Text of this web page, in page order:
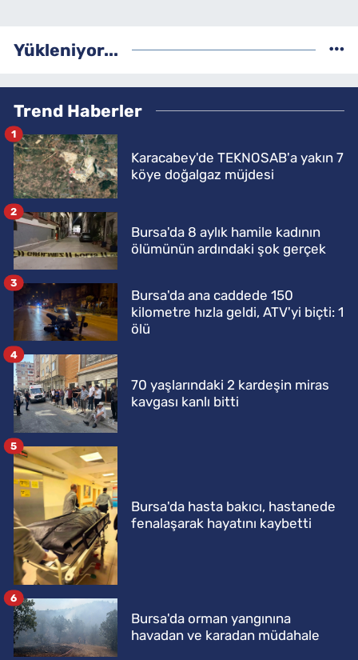
Yükleniyor...
Trend Haberler
Karacabey'de TEKNOSAB'a yakın 7
köye doğalgaz müjdesi
1
Bursa'da 8 aylık hamile kadının
ölümünün ardındaki şok gerçek
2
Bursa'da ana caddede 150
kilometre hızla geldi, ATV'yi biçti: 1
ölü
3
70 yaşlarındaki 2 kardeşin miras
kavgası kanlı bitti
4
Bursa'da hasta bakıcı, hastanede
fenalaşarak hayatını kaybetti
5
Bursa'da orman yangınına
havadan ve karadan müdahale
6